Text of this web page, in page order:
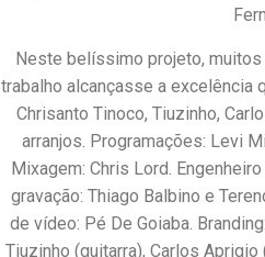
Neste belíssimo projeto,
trabalho alcançasse a excelência
Chrisanto Tinoco, Tiuzinho,
arranjos. Programações: Levi
Mixagem: Chris Lord.
gravação: Thiago Balbino e
de vídeo: Pé De Goiaba.
Tiuzinho (guitarra), Carlos